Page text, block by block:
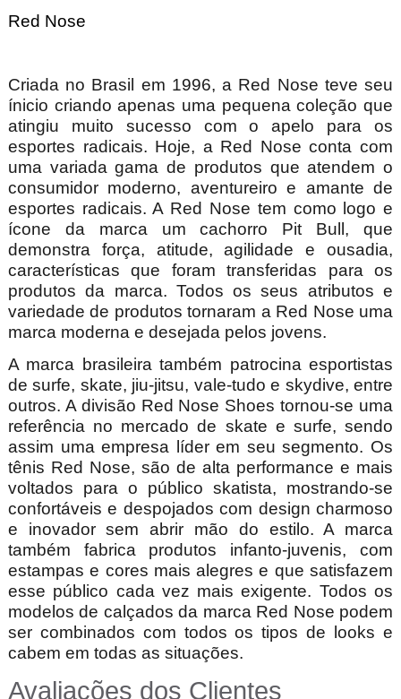
Red Nose
Criada no Brasil em 1996, a Red Nose teve seu
ínicio criando apenas uma pequena coleção que
atingiu muito sucesso com o apelo para os
esportes radicais. Hoje, a Red Nose conta com
uma variada gama de produtos que atendem o
consumidor moderno, aventureiro e amante de
esportes radicais. A Red Nose tem como logo e
ícone da marca um cachorro Pit Bull, que
demonstra força, atitude, agilidade e ousadia,
características que foram transferidas para os
produtos da marca. Todos os seus atributos e
variedade de produtos tornaram a Red Nose uma
marca moderna e desejada pelos jovens.
A marca brasileira também patrocina esportistas
de surfe, skate, jiu-jitsu, vale-tudo e skydive, entre
outros. A divisão Red Nose Shoes tornou-se uma
referência no mercado de skate e surfe, sendo
assim uma empresa líder em seu segmento. Os
tênis Red Nose, são de alta performance e mais
voltados para o público skatista, mostrando-se
confortáveis e despojados com design charmoso
e inovador sem abrir mão do estilo. A marca
também fabrica produtos infanto-juvenis, com
estampas e cores mais alegres e que satisfazem
esse público cada vez mais exigente. Todos os
modelos de calçados da marca Red Nose podem
ser combinados com todos os tipos de looks e
cabem em todas as situações.
Avaliações dos Clientes